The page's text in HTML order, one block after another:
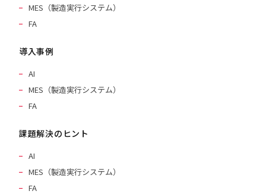
MES（製造実行システム）
FA
導入事例
AI
MES（製造実行システム）
FA
課題解決のヒント
AI
MES（製造実行システム）
FA